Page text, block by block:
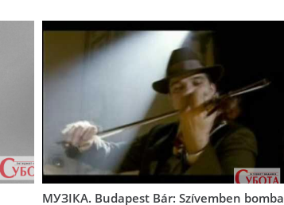
МУЗІКА. Budapest Bár: Szívemben bomba